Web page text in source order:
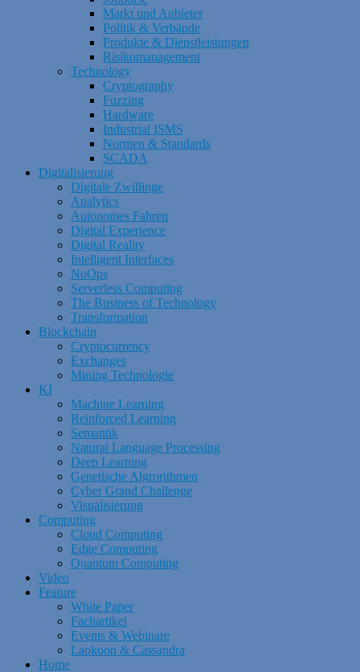
Markt und Anbieter
Politik & Verbände
Produkte & Dienstleistungen
Risikomanagement
Technology
Cryptography
Fuzzing
Hardware
Industrial ISMS
Normen & Standards
SCADA
Digitalisierung
Digitale Zwillinge
Analytics
Autonomes Fahren
Digital Experience
Digital Reality
Intelligent Interfaces
NoOps
Serverless Computing
The Business of Technology
Transformation
Blockchain
Cryptocurrency
Exchanges
Mining Technologie
KI
Machine Learning
Reinforced Learning
Semantik
Natural Language Processing
Deep Learning
Genetische Algrorithmen
Cyber Grand Challenge
Visualisierung
Computing
Cloud Computing
Edge Computing
Quantum Computing
Video
Feature
White Paper
Fachartikel
Events & Webinare
Laokoon & Cassandra
Home